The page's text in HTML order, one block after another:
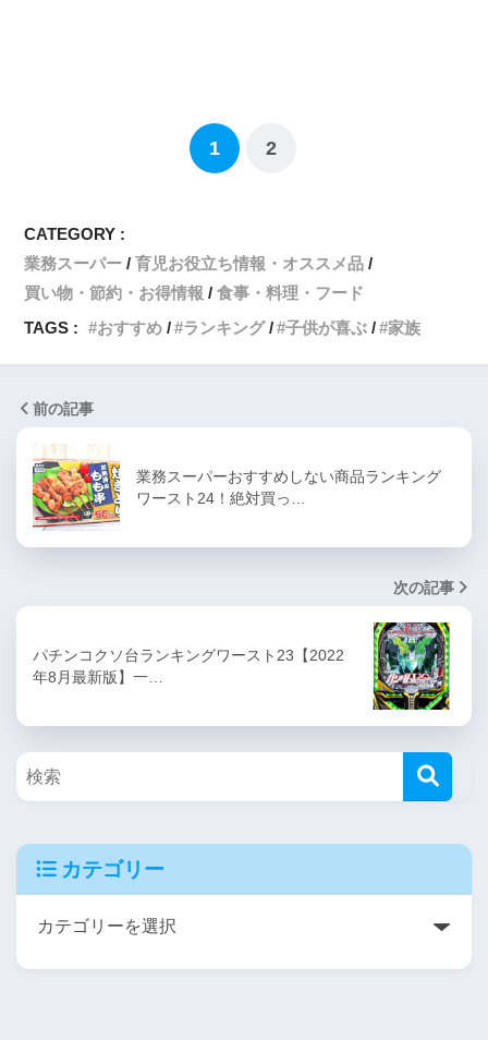
1 2
CATEGORY :
業務スーパー
育児お役立ち情報・オススメ品
買い物・節約・お得情報
食事・料理・フード
TAGS :
おすすめ ランキング 子供が喜ぶ 家族
前の記事
業務スーパーおすすめしない商品ランキング
ワースト24！絶対買っ…
次の記事
パチンコクソ台ランキングワースト23【2022
年8月最新版】一…
カテゴリー